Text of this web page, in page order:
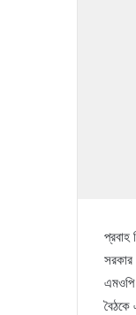
প্রবাহ